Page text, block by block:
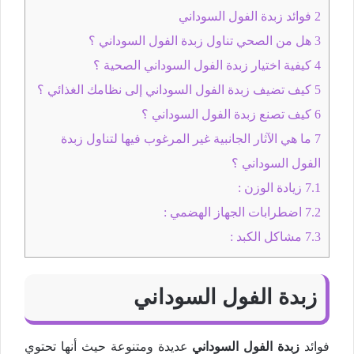
2 فوائد زبدة الفول السوداني
3 هل من الصحي تناول زبدة الفول السوداني ؟
4 كيفية اختيار زبدة الفول السوداني الصحية ؟
5 كيف تضيف زبدة الفول السوداني إلى نظامك الغذائي ؟
6 كيف تصنع زبدة الفول السوداني ؟
7 ما هي الآثار الجانبية غير المرغوب فيها لتناول زبدة
الفول السوداني ؟
7.1 زيادة الوزن :
7.2 اضطرابات الجهاز الهضمي :
7.3 مشاكل الكبد :
زبدة الفول السوداني
فوائد زبدة الفول السوداني عديدة ومتنوعة حيث أنها تحتوي